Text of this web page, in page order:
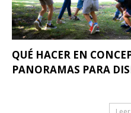
QUÉ HACER EN
PANORAMAS PARA